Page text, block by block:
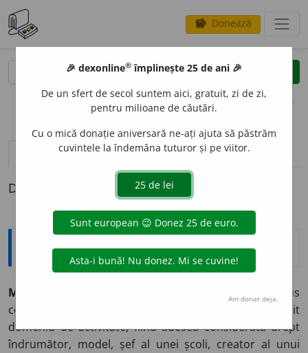
savings Donează
clear
opțiuni
definiții (1) pronunțievolume_up (50)
Definiția cu ID-ul 1250996:
Tezaur
MA
Persoană care a adus
contribuții (deosebit de) valoroase într-un anumit
domeniu de activitate, fiind adesea considerată drept
îndrumător, model, șef al unei școli, creator al unui
🎉 dexonline® împlinește 25 de ani 🎉
De un sfert de secol suntem aici, gratuit, zi de zi,
pentru milioane de căutări.
Cu o mică donație aniversară ne-ați ajuta să păstrăm
cuvintele la îndemâna tuturor și pe viitor.
Am donat deja.